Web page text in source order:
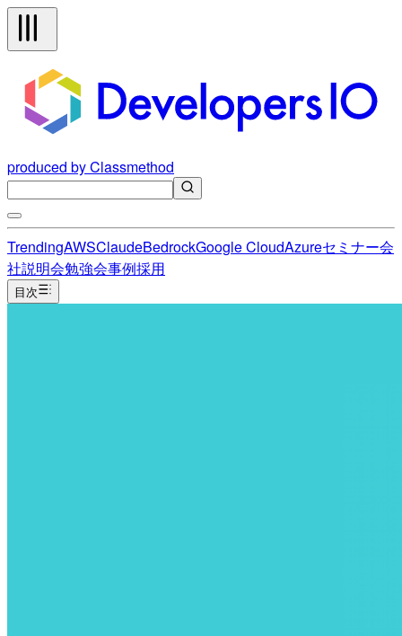
produced by Classmethod
TrendingAWSClaudeBedrockGoogle CloudAzureセミナー会
社説明会勉強会事例採用
目次